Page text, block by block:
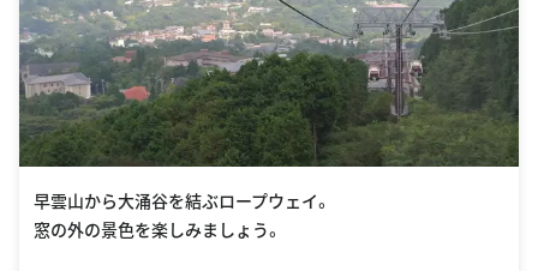
早雲山から大涌谷を結ぶロープウェイ。
窓の外の景色を楽しみましょう。